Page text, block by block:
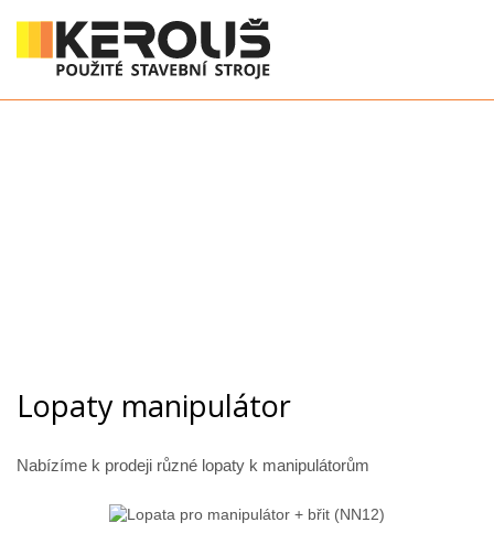
Lopaty manipulátor
Nabízíme k prodeji různé lopaty k manipulátorům